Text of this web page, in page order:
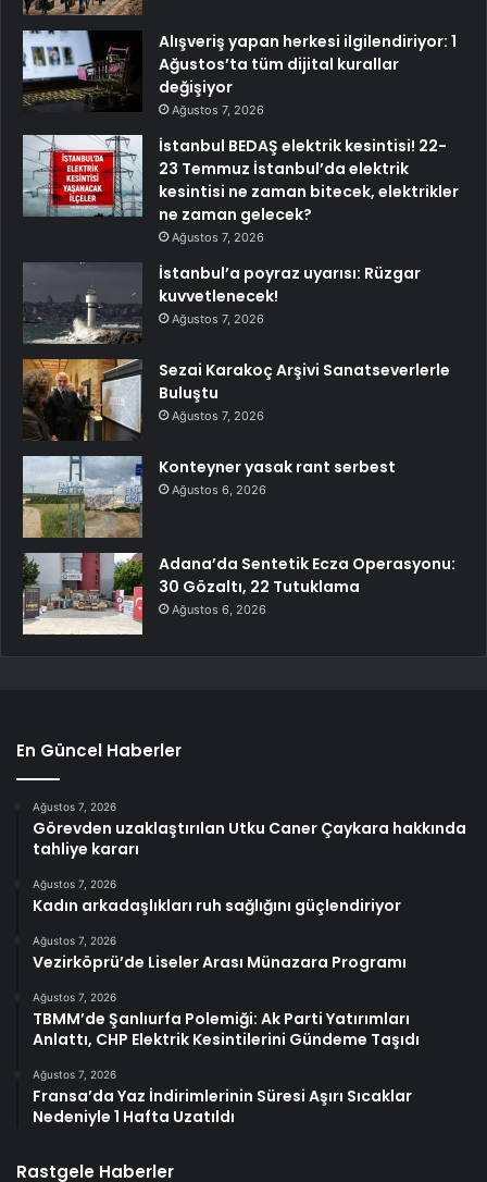
Alışveriş yapan herkesi ilgilendiriyor: 1
Ağustos’ta tüm dijital kurallar
değişiyor
Ağustos 7, 2026
İstanbul BEDAŞ elektrik kesintisi! 22-
23 Temmuz İstanbul’da elektrik
kesintisi ne zaman bitecek, elektrikler
ne zaman gelecek?
Ağustos 7, 2026
İstanbul’a poyraz uyarısı: Rüzgar
kuvvetlenecek!
Ağustos 7, 2026
Sezai Karakoç Arşivi Sanatseverlerle
Buluştu
Ağustos 7, 2026
Konteyner yasak rant serbest
Ağustos 6, 2026
Adana’da Sentetik Ecza Operasyonu:
30 Gözaltı, 22 Tutuklama
Ağustos 6, 2026
En Güncel Haberler
Ağustos 7, 2026
Görevden uzaklaştırılan Utku Caner Çaykara hakkında
tahliye kararı
Ağustos 7, 2026
Kadın arkadaşlıkları ruh sağlığını güçlendiriyor
Ağustos 7, 2026
Vezirköprü’de Liseler Arası Münazara Programı
Ağustos 7, 2026
TBMM’de Şanlıurfa Polemiği: Ak Parti Yatırımları
Anlattı, CHP Elektrik Kesintilerini Gündeme Taşıdı
Ağustos 7, 2026
Fransa’da Yaz İndirimlerinin Süresi Aşırı Sıcaklar
Nedeniyle 1 Hafta Uzatıldı
Rastgele Haberler